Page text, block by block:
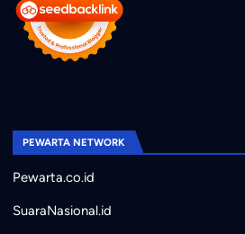
PEWARTA NETWORK
Pewarta.co.id
SuaraNasional.id